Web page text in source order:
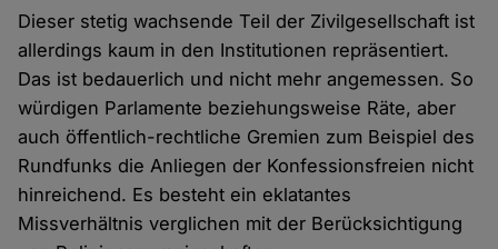
Dieser stetig wachsende Teil der Zivilgesellschaft ist
allerdings kaum in den Institutionen repräsentiert.
Das ist bedauerlich und nicht mehr angemessen. So
würdigen Parlamente beziehungsweise Räte, aber
auch öffentlich-rechtliche Gremien zum Beispiel des
Rundfunks die Anliegen der Konfessionsfreien nicht
hinreichend. Es besteht ein eklatantes
Missverhältnis verglichen mit der Berücksichtigung